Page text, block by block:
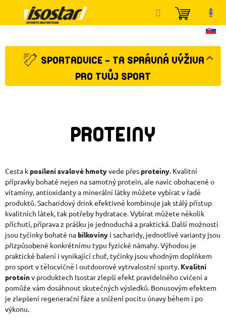
obsah
KOŠÍK
SPORTADVICE - TA SPRÁVNÁ VÝŽIVA
PRO TVŮJ SPORT
PROTEINY
Cesta k posílení svalové hmotyvede přes proteiny. Kvalitní
přípravky bohaté nejen na samotný protein, ale navíc obohacené o
vitamíny, antioxidanty a minerální látky můžete vybírat v řadě
produktů. Sacharidový drink efektivně kombinuje jak stálý přístup
kvalitních látek, tak potřeby hydratace. Vybírat můžete několik
příchutí, příprava z prášku je jednoduchá a praktická. Další možností
jsou tyčinky bohaté na bílkoviny i sacharidy, jednotlivé varianty jsou
přizpůsobené konkrétnímu typu fyzické námahy. Výhodou je
praktické balení i vynikající chuť, tyčinky jsou vhodným doplňkem
pro sport v tělocvičně i outdoorové vytrvalostní sporty. Kvalitní
proteinv produktech Isostar zlepší efekt pravidelného cvičení a
pomůže vám dosáhnout skutečných výsledků. Bonusovým efektem
je zlepšení regenerační fáze a snížení pocitu únavy během i po
výkonu.